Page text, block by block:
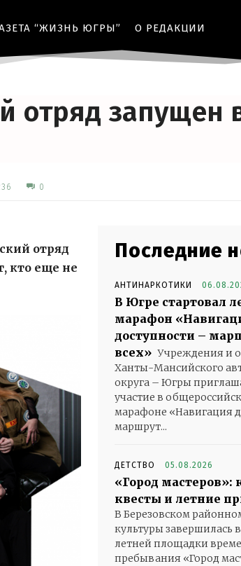
“ЖИЗНЬ ЮГРЫ” О РЕДАКЦИИ
отряд запущен
0
отряд
кто еще не
Последние
АНТИНАРКОТИКИ
В Югре стартовал
марафон
доступности –
всех» Учреждения и
Ханты-Мансийского
округа – Югры
участие в
марафоне «Навигация
маршрут...
ДЕТСТВО 05.08.2026
«Город мастеров»:
квесты и летние
В Березовском
культуры завершилась
летней площадки
пребывания «Город